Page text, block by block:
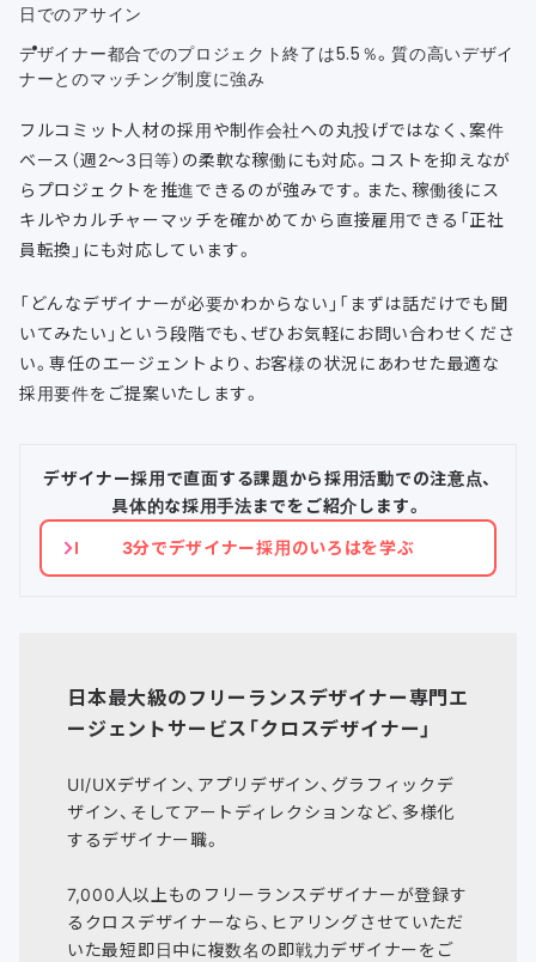
日でのアサイン
デザイナー都合でのプロジェクト終了は5.5％。質の高いデザイ
ナーとのマッチング制度に強み
フルコミット人材の採用や制作会社への丸投げではなく、案件
ベース（週2〜3日等）の柔軟な稼働にも対応。コストを抑えなが
らプロジェクトを推進できるのが強みです。また、稼働後にス
キルやカルチャーマッチを確かめてから直接雇用できる「正社
員転換」にも対応しています。
「どんなデザイナーが必要かわからない」「まずは話だけでも聞
いてみたい」という段階でも、ぜひお気軽にお問い合わせくださ
い。専任のエージェントより、お客様の状況にあわせた最適な
採用要件をご提案いたします。
デザイナー採用で直面する課題から採用活動での注意点、
具体的な採用手法までをご紹介します。
3分でデザイナー採用のいろはを学ぶ
日本最大級のフリーランスデザイナー専門エ
ージェントサービス「クロスデザイナー」
UI/UXデザイン、アプリデザイン、グラフィックデ
ザイン、そしてアートディレクションなど、多様化
するデザイナー職。
7,000人以上ものフリーランスデザイナーが登録す
るクロスデザイナーなら、ヒアリングさせていただ
いた最短即日中に複数名の即戦力デザイナーをご